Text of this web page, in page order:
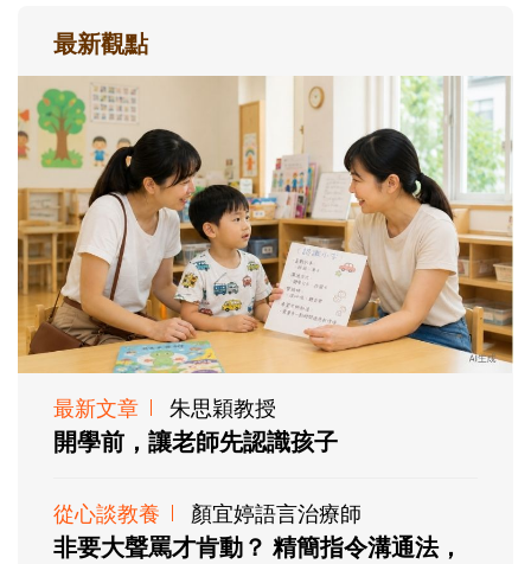
最新觀點
最新文章 朱思穎教授
開學前，讓老師先認識孩子
從心談教養 顏宜婷語言治療師
非要大聲罵才肯動？ 精簡指令溝通法，